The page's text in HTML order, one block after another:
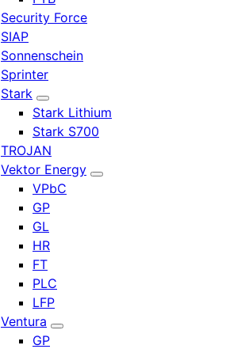
Security Force
SIAP
Sonnenschein
Sprinter
Stark
Stark Lithium
Stark S700
TROJAN
Vektor Energy
VPbC
GP
GL
HR
FT
PLC
LFP
Ventura
GP